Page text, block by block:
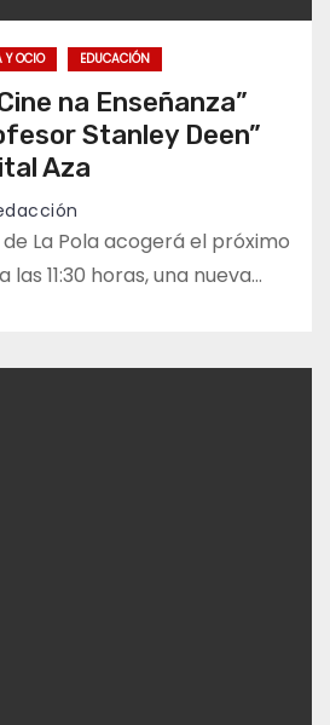
Y OCIO EDUCACIÓN
na Enseñanza”
Stanley Deen”
Aza
La Pola acogerá el próximo
las 11:30 horas, una nueva…